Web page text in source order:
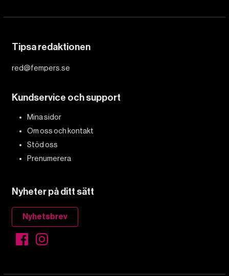
Tipsa redaktionen
red@fempers.se
Kundservice och support
Mina sidor
Om oss och kontakt
Stöd oss
Prenumerera
Nyheter på ditt sätt
Nyhetsbrev